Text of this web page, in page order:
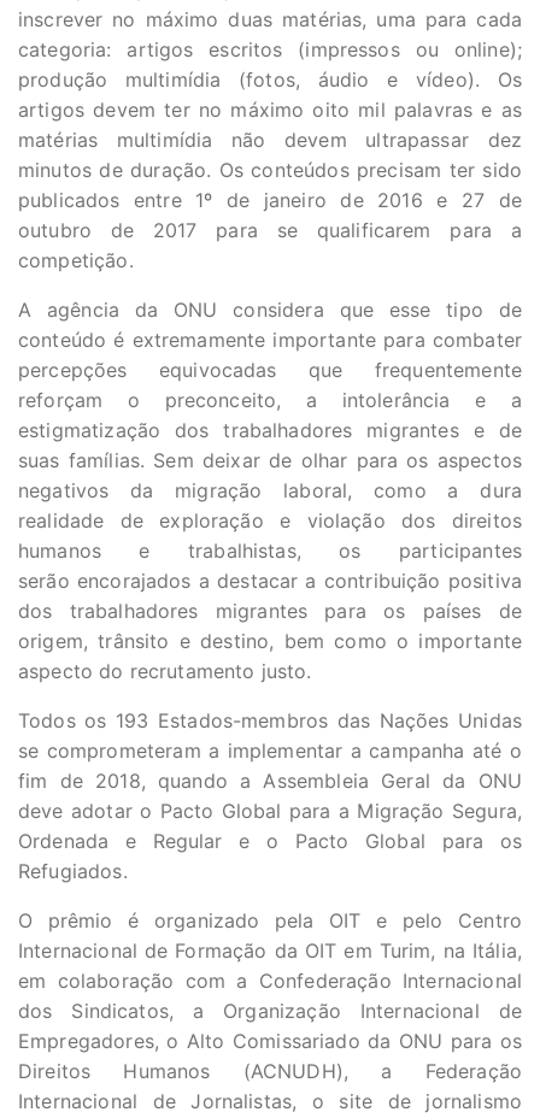
inscrever no máximo duas matérias, uma para cada
categoria: artigos escritos (impressos ou online);
produção multimídia (fotos, áudio e vídeo). Os
artigos devem ter no máximo oito mil palavras e as
matérias multimídia não devem ultrapassar dez
minutos de duração. Os conteúdos precisam ter sido
publicados entre 1º de janeiro de 2016 e 27 de
outubro de 2017 para se qualificarem para a
competição.
A agência da ONU considera que esse tipo de
conteúdo é extremamente importante para combater
percepções equivocadas que frequentemente
reforçam o preconceito, a intolerância e a
estigmatização dos trabalhadores migrantes e de
suas famílias. Sem deixar de olhar para os aspectos
negativos da migração laboral, como a dura
realidade de exploração e violação dos direitos
humanos e trabalhistas, os participantes
serão encorajados a destacar a contribuição positiva
dos trabalhadores migrantes para os países de
origem, trânsito e destino, bem como o importante
aspecto do recrutamento justo.
Todos os 193 Estados-membros das Nações Unidas
se comprometeram a implementar a campanha até o
fim de 2018, quando a Assembleia Geral da ONU
deve adotar o Pacto Global para a Migração Segura,
Ordenada e Regular e o Pacto Global para os
Refugiados.
O prêmio é organizado pela OIT e pelo Centro
Internacional de Formação da OIT em Turim, na Itália,
em colaboração com a Confederação Internacional
dos Sindicatos, a Organização Internacional de
Empregadores, o Alto Comissariado da ONU para os
Direitos Humanos (ACNUDH), a Federação
Internacional de Jornalistas, o site de jornalismo